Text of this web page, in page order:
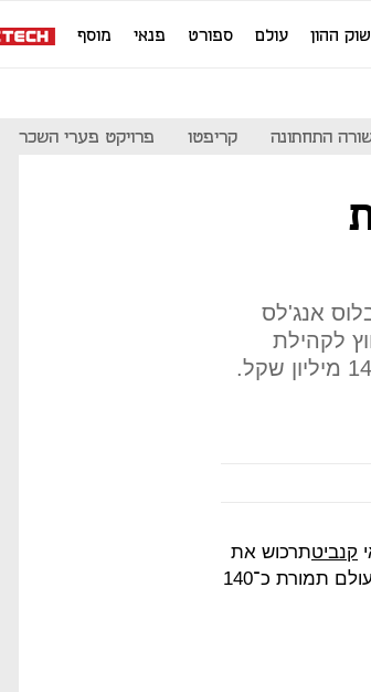
שוק ההון עולם ספורט פנאי מוסף
התחתונה קריפטו פרויקט פערי השכר
אנג'לס
לקהילת
הקנאביס, הטה רוזן את הכף לזכותו לאחר שהציע כ־140 מיליון שקל.
קנביטתרכוש את
פעילותה הישראלית של מגדלת הקנאביס הרפואי הוותיקה תיקון עולם תמורת כ־140